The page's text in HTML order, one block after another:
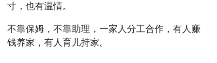
寸，也有温情。
不靠保姆，不靠助理，一家人分工合作，有人赚
钱养家，有人育儿持家。